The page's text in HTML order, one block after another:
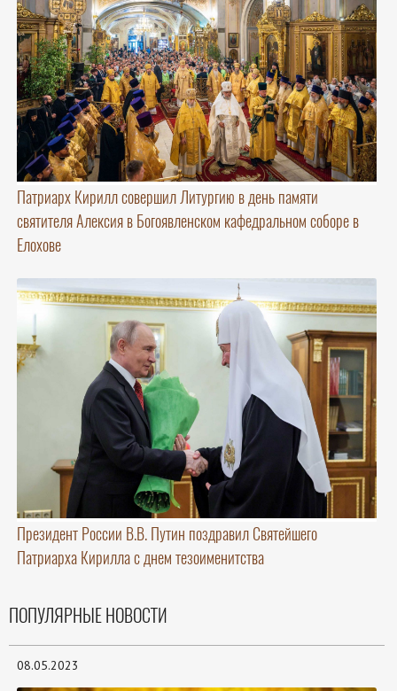
Патриарх Кирилл совершил Литургию в день памяти
святителя Алексия в Богоявленском кафедральном соборе в
Елохове
Президент России В.В. Путин поздравил Святейшего
Патриарха Кирилла с днем тезоименитства
ПОПУЛЯРНЫЕ НОВОСТИ
08.05.2023